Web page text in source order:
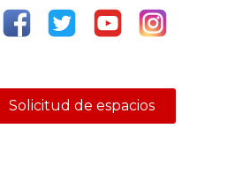
Solicitud de espacios